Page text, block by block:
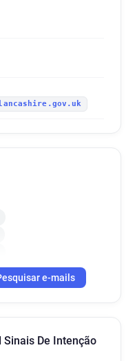
e-mails
Sinais De Intenção